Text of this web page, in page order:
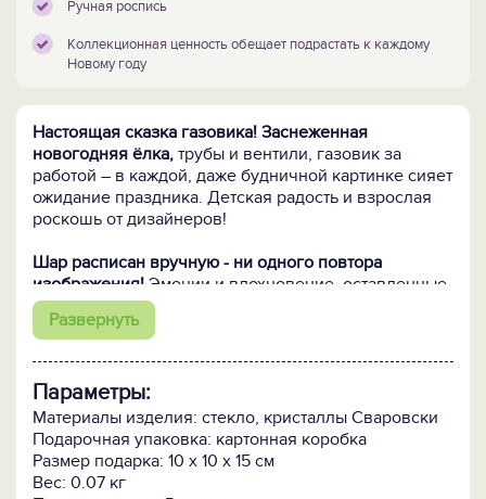
Ручная роспись
Коллекционная ценность обещает подрастать к каждому
Новому году
Настоящая сказка газовика! Заснеженная
новогодняя ёлка, трубы и вентили, газовик за
работой – в каждой, даже будничной картинке сияет
ожидание праздника. Детская радость и взрослая
роскошь от дизайнеров!
Шар расписан вручную - ни одного повтора
изображения! Эмоции и вдохновение, оставленные
художником, неповторимы! Красоту авторских
сюжетов подчеркивает россыпь хрустальных
очарование и реалистичную живость.
Кому подарить:Мальчишкам и девчонкам газовой
отрасли. Пусть они получили дипломы
специалистов, доросли до руководящих
Развернуть
Параметры:
Материалы изделия: стекло, кристаллы Сваровски
Подарочная упаковка: картонная коробка
Размер подарка: 10 х 10 х 15 см
Вес: 0.07 кг